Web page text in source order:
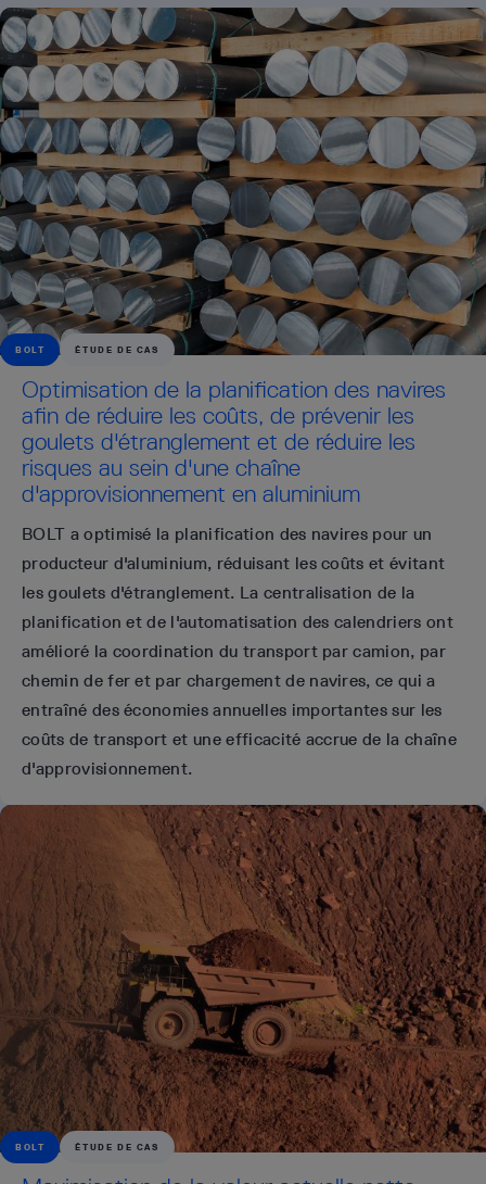
BOLT ÉTUDE DE CAS
Optimisation de la planification des navires
afin de réduire les coûts, de prévenir les
goulets d'étranglement et de réduire les
risques au sein d'une chaîne
d'approvisionnement en aluminium
BOLT a optimisé la planification des navires pour un
producteur d'aluminium, réduisant les coûts et évitant
les goulets d'étranglement. La centralisation de la
planification et de l'automatisation des calendriers ont
amélioré la coordination du transport par camion, par
chemin de fer et par chargement de navires, ce qui a
entraîné des économies annuelles importantes sur les
coûts de transport et une efficacité accrue de la chaîne
d'approvisionnement.
BOLT ÉTUDE DE CAS